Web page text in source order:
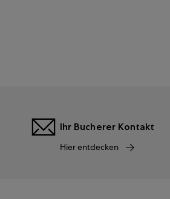
Ihr Bucherer Kontakt
Hier entdecken